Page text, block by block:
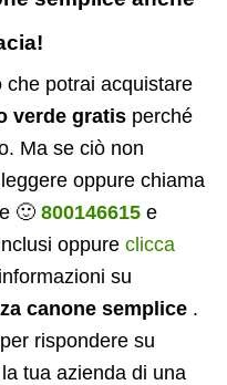
che potrai acquistare
verde gratis perché
Ma se ciò non
oppure chiama
🙂 800146615 e
oppure clicca
su
canone semplice .
per rispondere su
tua azienda di una